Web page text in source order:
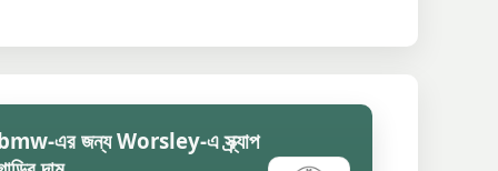
এর জন্য Worsley-এ স্ক্র্যাপ